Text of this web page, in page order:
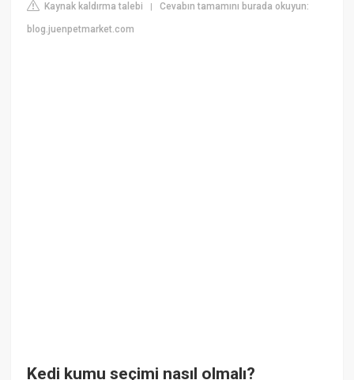
Kaynak kaldırma talebi |Cevabın tamamını burada okuyun:
blog.juenpetmarket.com
Kedi kumu seçimi nasıl olmalı?